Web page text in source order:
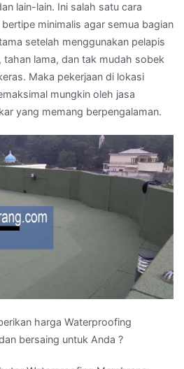
lain-lain. Ini salah satu cara
minimalis agar semua bagian
setelah menggunakan pelapis
tahan lama, dan tak mudah sobek
Maka pekerjaan di lokasi
mungkin oleh jasa
yang memang berpengalaman.
harga Waterproofing
bersaing untuk Anda ?